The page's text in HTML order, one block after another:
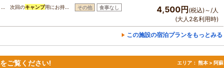
… 次回のキャンプ用にお持… その他 食事なし 4,500円 (税込)～/人
(大人2名利用時)
この施設の宿泊プランをもっとみる
ご覧ください! エリア： 熊本 > 阿蘇